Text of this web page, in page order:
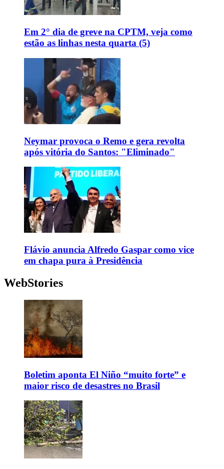
Em 2° dia de greve na CPTM, veja como
estão as linhas nesta quarta (5)
Neymar provoca o Remo e gera revolta
após vitória do Santos: "Eliminado"
Flávio anuncia Alfredo Gaspar como vice
em chapa pura à Presidência
WebStories
Boletim aponta El Niño “muito forte” e
maior risco de desastres no Brasil